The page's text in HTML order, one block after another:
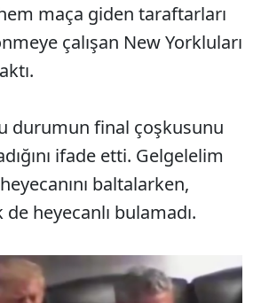
maça giden taraftarları
çalışan New Yorkluları
durumun final çoşkusunu
ifade etti. Gelgelelim
baltalarken,
heyecanlı bulamadı.